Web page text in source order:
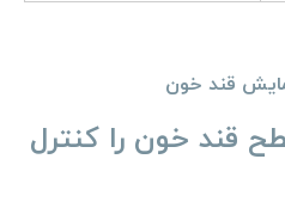
قند خون
قند خون را کنترل